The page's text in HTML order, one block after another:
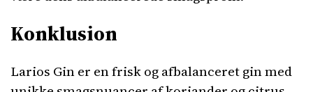
Konklusion
Larios Gin er en frisk og afbalanceret gin med